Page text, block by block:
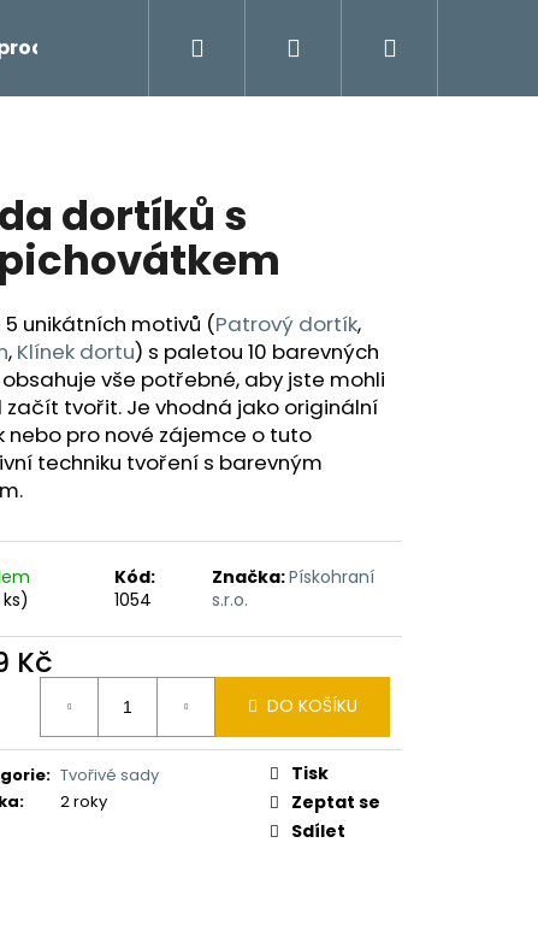
Přihlášení
dortíků s
5 unikátních motivů (Patrový dortík,
, Klínek dortu) s paletou 10 barevných
vše potřebné, aby jste mohli
začít tvořit. Je vhodná jako originální
nebo pro nové zájemce o tuto
techniku tvoření s barevným
Kód:
1054
Značka:Pískohraní
s.r.o.
Kč
DO KOŠÍKU
: Tvořivé sady
: 2 roky
Tisk
Zeptat se
Sdílet